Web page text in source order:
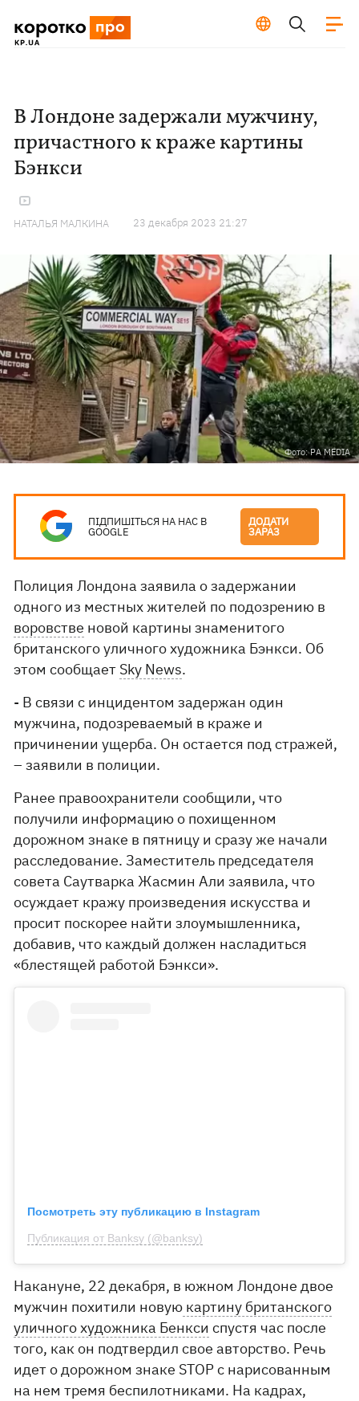
В Лондоне задержали мужчину,
причастного к краже картины
Бэнкси
НАТАЛЬЯ МАЛКИНА 23 декабря 2023 21:27
Фото: PA MEDIA
ПІДПИШІТЬСЯ НА НАС В
GOOGLE
ДОДАТИ
ЗАРАЗ
Полиция Лондона заявила о задержании
одного из местных жителей по подозрению в
воровстве новой картины знаменитого
британского уличного художника Бэнкси. Об
этом сообщает Sky News.
- В связи с инцидентом задержан один
мужчина, подозреваемый в краже и
причинении ущерба. Он остается под стражей,
– заявили в полиции.
Ранее правоохранители сообщили, что
получили информацию о похищенном
дорожном знаке в пятницу и сразу же начали
расследование. Заместитель председателя
совета Саутварка Жасмин Али заявила, что
осуждает кражу произведения искусства и
просит поскорее найти злоумышленника,
добавив, что каждый должен насладиться
«блестящей работой Бэнкси».
Посмотреть эту публикацию в Instagram
Публикация от Banksy (@banksy)
Накануне, 22 декабря, в южном Лондоне двое
мужчин похитили новую картину британского
уличного художника Бенкси спустя час после
того, как он подтвердил свое авторство. Речь
идет о дорожном знаке STOP с нарисованным
на нем тремя беспилотниками. На кадрах,